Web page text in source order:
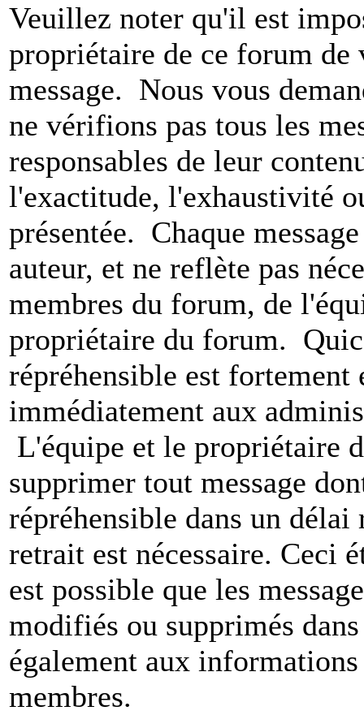
Veuillez noter qu'il est
propriétaire de ce forum
message. Nous vous
ne vérifions pas tous les
responsables de leur
l'exactitude, l'exhaustivité
présentée. Chaque
auteur, et ne reflète pas
membres du forum, de
propriétaire du forum.
répréhensible est
immédiatement aux
L'équipe et le propriétaire
supprimer tout message
répréhensible dans un
retrait est nécessaire. Ceci
est possible que les
modifiés ou supprimés
également aux
membres.